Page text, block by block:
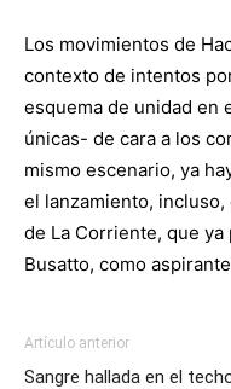
Los movimientos de
contexto de intentos
esquema de unidad en
únicas- de cara a los
mismo escenario, ya
el lanzamiento,
de La Corriente, que ya
Busatto, como
Artículo anterior
Sangre hallada en el